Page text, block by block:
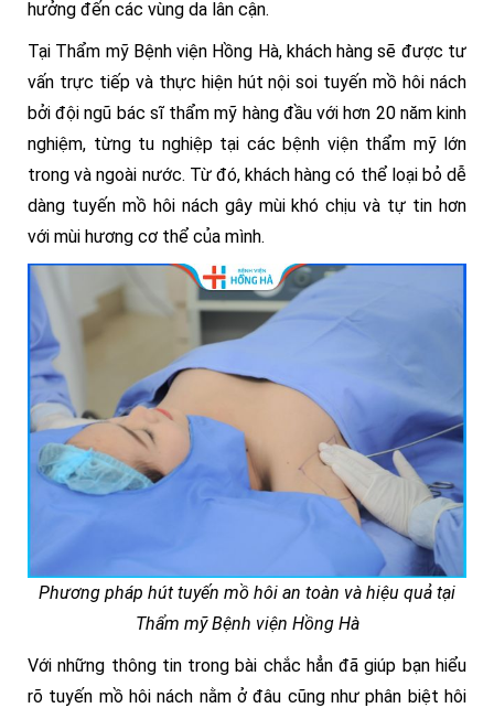
hưởng đến các vùng da lân cận.
Tại Thẩm mỹ Bệnh viện Hồng Hà, khách hàng sẽ được tư
vấn trực tiếp và thực hiện hút nội soi tuyến mồ hôi nách
bởi đội ngũ bác sĩ thẩm mỹ hàng đầu với hơn 20 năm kinh
nghiệm, từng tu nghiệp tại các bệnh viện thẩm mỹ lớn
trong và ngoài nước. Từ đó, khách hàng có thể loại bỏ dễ
dàng tuyến mồ hôi nách gây mùi khó chịu và tự tin hơn
với mùi hương cơ thể của mình.
Phương pháp hút tuyến mồ hôi an toàn và hiệu quả tại
Thẩm mỹ Bệnh viện Hồng Hà
Với những thông tin trong bài chắc hẳn đã giúp bạn hiểu
rõ tuyến mồ hôi nách nằm ở đâu cũng như phân biệt hôi